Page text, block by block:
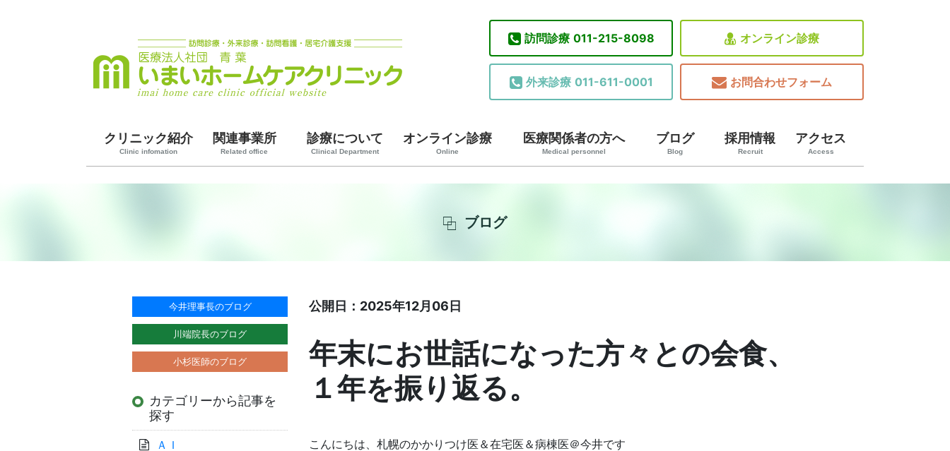
訪問診療 011-215-8098
外来診療 011-611-0001
オンライン診療
お問合わせフォーム
クリニック紹介
Clinic infomation
関連事業所
Related office
診療について
Clinical Department
オンライン診療
Online
医療関係者の方へ
Medical personnel
ブログ
Blog
採用情報
Recruit
アクセス
Access
ブログ
公開日：2025年12月06日
年末にお世話になった方々との会食、
１年を振り返る。
こんにちは、札幌のかかりつけ医＆在宅医＆病棟医＠今井です
今井理事長のブログ
川端院長のブログ
小杉医師のブログ
カテゴリーから記事を
探す
ＡＩ